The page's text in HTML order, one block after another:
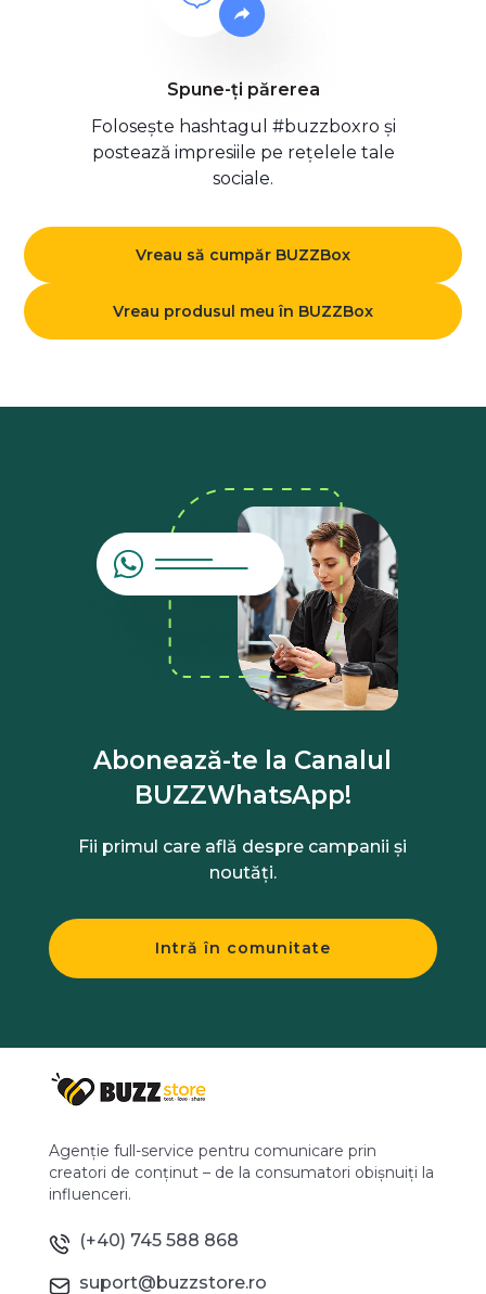
Spune-ți părerea
Folosește hashtagul #buzzboxro și
postează impresiile pe rețelele tale
sociale.
Vreau să cumpăr BUZZBox
Vreau produsul meu în BUZZBox
Abonează-te la Canalul
BUZZWhatsApp!
Fii primul care află despre campanii și
noutăți.
Intră în comunitate
Agenție full-service pentru comunicare prin
creatori de conținut – de la consumatori obișnuiți la
influenceri.
(+40) 745 588 868
suport@buzzstore.ro